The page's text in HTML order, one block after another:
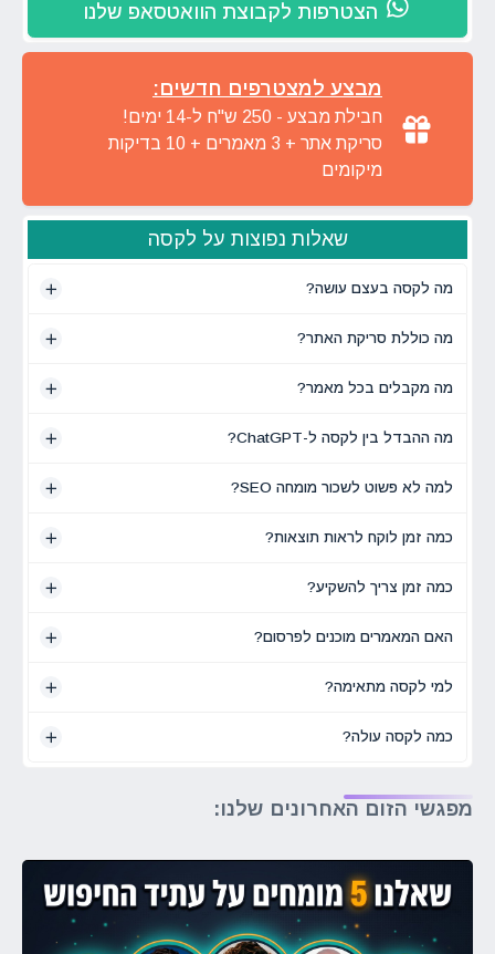
הצטרפות לקבוצת הוואטסאפ שלנו
מבצע למצטרפים חדשים:
חבילת מבצע - 250 ש"ח ל-14 ימים!
סריקת אתר + 3 מאמרים + 10 בדיקות
מיקומים
שאלות נפוצות על לקסה
מה לקסה בעצם עושה?
מה כוללת סריקת האתר?
מה מקבלים בכל מאמר?
מה ההבדל בין לקסה ל-ChatGPT?
למה לא פשוט לשכור מומחה SEO?
כמה זמן לוקח לראות תוצאות?
כמה זמן צריך להשקיע?
האם המאמרים מוכנים לפרסום?
למי לקסה מתאימה?
כמה לקסה עולה?
מפגשי הזום האחרונים שלנו: